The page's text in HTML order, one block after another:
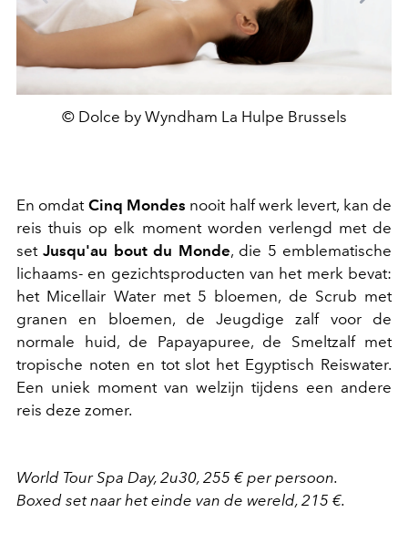
© Dolce by Wyndham La Hulpe Brussels
En omdat Cinq Mondes nooit half werk levert, kan de
reis thuis op elk moment worden verlengd met de
setJusqu'au bout du Monde, die 5 emblematische
lichaams- en gezichtsproducten van het merk bevat:
het Micellair Water met 5 bloemen, de Scrub met
granen en bloemen, de Jeugdige zalf voor de
normale huid, de Papayapuree, de Smeltzalf met
tropische noten en tot slot het Egyptisch Reiswater.
Een uniek moment van welzijn tijdens een andere
reis deze zomer.
World Tour Spa Day, 2u30, 255 € per persoon.
Boxed set naar het einde van de wereld, 215 €.